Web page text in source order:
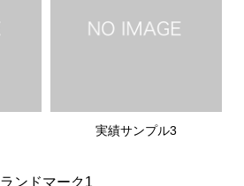
実績サンプル3
ランドマーク1